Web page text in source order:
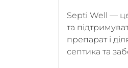
Septi Well — це
та
препарат і
септика та